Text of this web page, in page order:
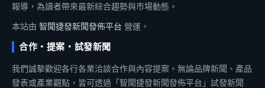
報導，為讀者帶來最新綜合趨勢與市場動態。
本站由 智聞捷發新聞發佈平台 營運。
合作・提案・試發新聞
我們誠摯歡迎各行各業洽談合作與內容提案。無論品牌新聞、產品
發表或產業觀點，皆可透過「智聞捷發新聞發佈平台」試發新聞